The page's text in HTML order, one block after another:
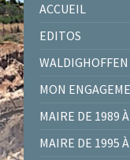
ACCUEIL
EDITOS
WALDIGHOFFEN
MON
MAIRE DE 1989
MAIRE DE 1995